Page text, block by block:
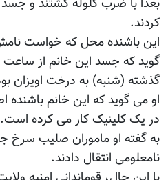
بعدا با ضرب گلوله کشتند و جسد
کردند.
این باشنده محل که خواست
گوید که جسد این خانم از
گذشته (شنبه) به درخت اویزان
او می گوید که این خانم باشنده
در یک کلینیک کار می کرده است.
به گفته او ماموران صلیب سرخ
نامعلومی انتقال دادند.